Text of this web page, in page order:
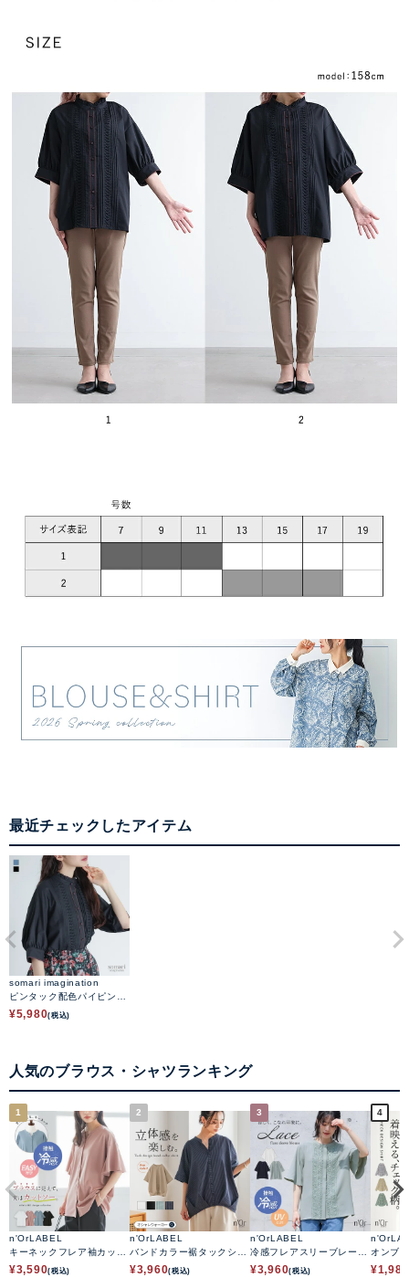
最近チェックしたアイテム
somari imagination
ピンタック配色パイピング
ブラウス
¥5,980(税込)
人気のブラウス・シャツランキング
1
n'OrLABEL
キーネックフレア袖カット
ソーシャツ
¥3,590(税込)
2
n'OrLABEL
バンドカラー裾タックシャ
ツ
¥3,960(税込)
3
n'OrLABEL
冷感フレアスリーブレース
ブラウス
¥3,960(税込)
4
オンブ
¥1,980